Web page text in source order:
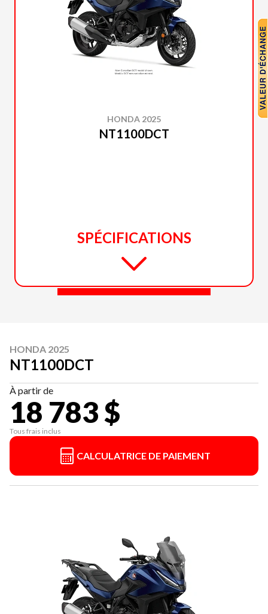
HONDA 2025
NT1100DCT
SPÉCIFICATIONS
HONDA 2025
NT1100DCT
À partir de
18 783 $
Tous frais inclus
CALCULATRICE DE PAIEMENT